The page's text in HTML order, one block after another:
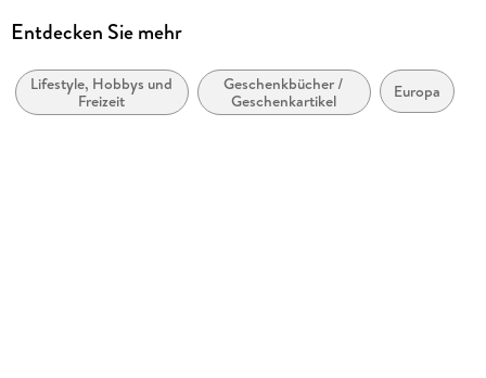
Gewicht
Größe (L/B/H)
352/247/12 mm
Entdecken Sie mehr
Lifestyle, Hobbys und
Freizeit
Geschenkbücher /
Geschenkartikel
Europa